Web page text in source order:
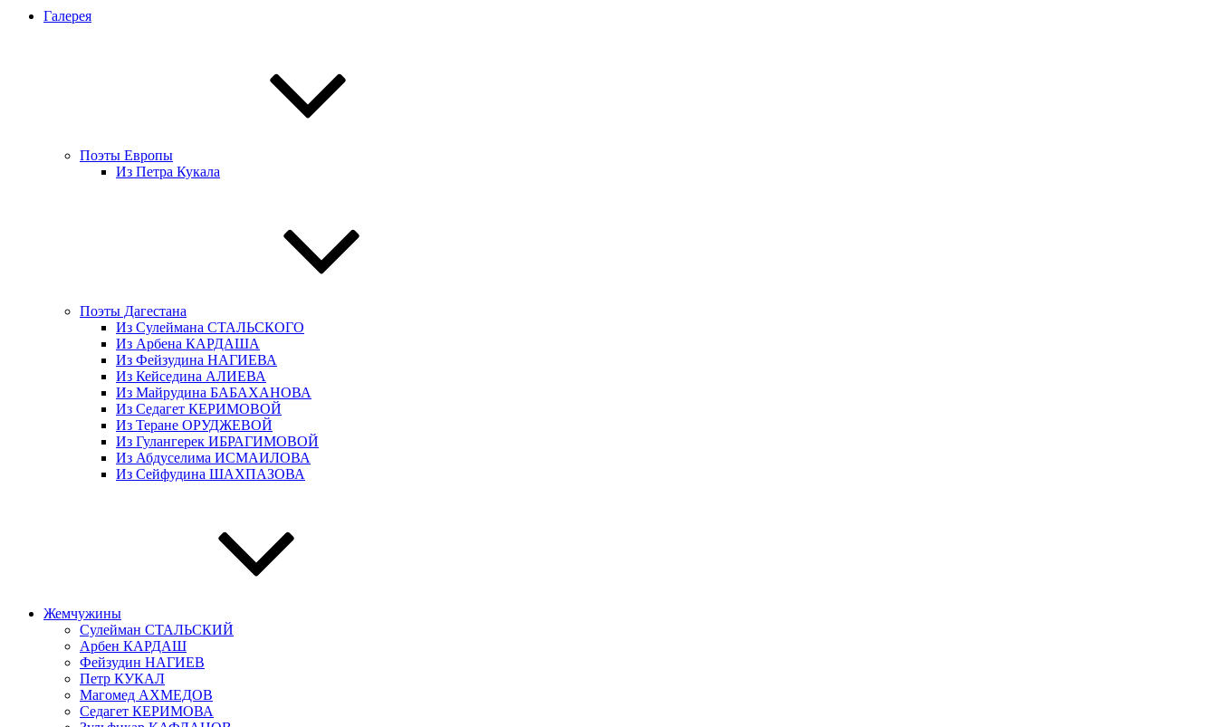
Галерея
Поэты Европы
Из Петра Кукала
Поэты Дагестана
Из Сулеймана СТАЛЬСКОГО
Из Арбена КАРДАША
Из Фейзудина НАГИЕВА
Из Кейседина АЛИЕВА
Из Майрудина БАБАХАНОВА
Из Седагет КЕРИМОВОЙ
Из Теране ОРУДЖЕВОЙ
Из Гулангерек ИБРАГИМОВОЙ
Из Абдуселима ИСМАИЛОВА
Из Сейфудина ШАХПАЗОВА
Жемчужины
Сулейман СТАЛЬСКИЙ
Арбен КАРДАШ
Фейзудин НАГИЕВ
Петр КУКАЛ
Магомед АХМЕДОВ
Седагет КЕРИМОВА